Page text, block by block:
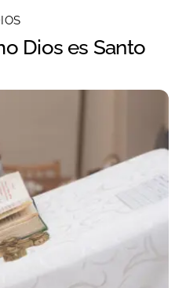
Dios es Santo